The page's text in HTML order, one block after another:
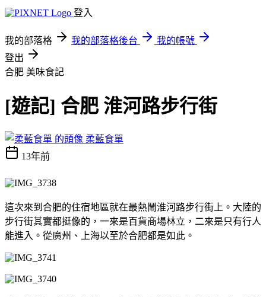
登入
我的部落格 我的部落格後台
我的帳號
登出
合肥 美味食記
[遊記] 合肥 淮河路步行街
柔藍食單
13年前
這次來到合肥的住宿地區就在最熱鬧淮河路步行街上。大陸的
步行街其實都挺像的，一來是百貨商場林立，二來是只有行人
能進入。從廣州、上海以至於合肥都是如此。